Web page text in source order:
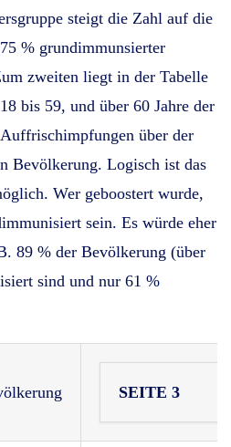
steigt die Zahl auf die
% grundimmunsierter
zweiten liegt in der Tabelle
bis 59, und über 60 Jahre der
über der
Bevölkerung. Logisch ist das
Wer geboostert wurde,
sein. Es würde eher
89 % der Bevölkerung (über
sind und nur 61 %
SEITE 3